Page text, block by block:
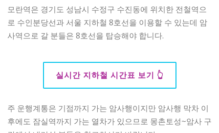
모란역은 경기도 성남시 수정구 수진동에 위치한 전철역으
로 수인분당선과 서울 지하철 8호선을 이용할 수 있는데 암
사역으로 갈 분들은 8호선을 탑승해야 합니다.
실시간 지하철 시간표 보기 👆
주 운행계통은 기점까지 가는 암사행이지만 암사행 막차 이
후에도 잠실역까지 가는 열차가 있으므로 몽촌토성~암사 구